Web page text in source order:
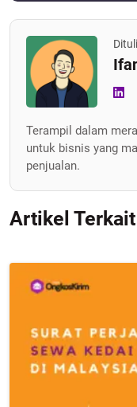
Terampil dalam
untuk bisnis yang
penjualan.
Artikel Terkait